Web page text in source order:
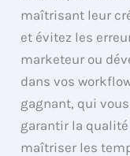
maîtrisant leur
et évitez les
marketeur ou
dans vos
gagnant, qui
garantir la qualité
maîtriser les